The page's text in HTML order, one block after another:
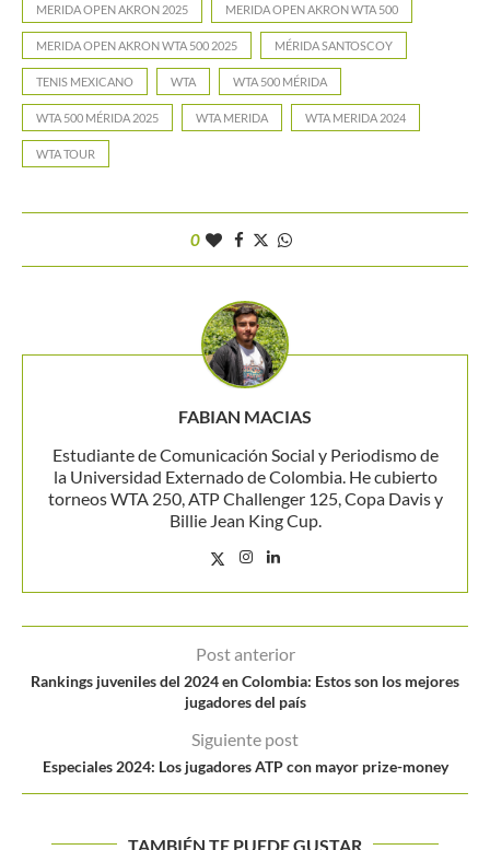
MERIDA OPEN AKRON 2025 MERIDA OPEN AKRON WTA 500
MERIDA OPEN AKRON WTA 500 2025 MÉRIDA SANTOSCOY
TENIS MEXICANO WTA WTA 500 MÉRIDA
WTA 500 MÉRIDA 2025 WTA MERIDA WTA MERIDA 2024
WTA TOUR
0
FABIAN MACIAS
Estudiante de Comunicación Social y Periodismo de
la Universidad Externado de Colombia. He cubierto
torneos WTA 250, ATP Challenger 125, Copa Davis y
Billie Jean King Cup.
Post anterior
Rankings juveniles del 2024 en Colombia: Estos son los mejores
jugadores del país
Siguiente post
Especiales 2024: Los jugadores ATP con mayor prize-money
TAMBIÉN TE PUEDE GUSTAR